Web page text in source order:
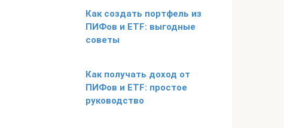
Как создать портфель из
ПИФов и ETF: выгодные
советы
Как получать доход от
ПИФов и ETF: простое
руководство